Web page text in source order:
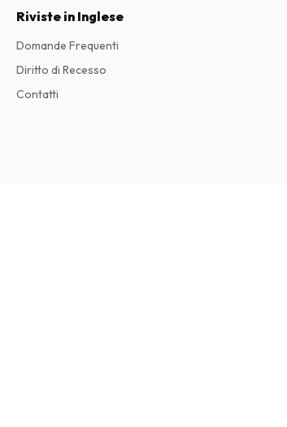
Riviste in Inglese
Domande Frequenti
Diritto di Recesso
Contatti